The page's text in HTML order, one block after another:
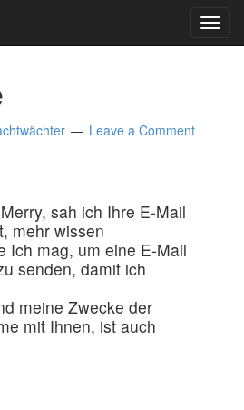
Leave a Comment
sah ich Ihre E-Mail
mehr wissen
Ich mag, um eine E-Mail
senden, damit ich
meine Zwecke der
mit Ihnen, ist auch